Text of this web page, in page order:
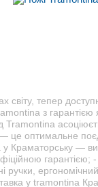
світу, тепер
з
це оптимальне
Краматорську —
гарантією;
ручки,
у tramontina